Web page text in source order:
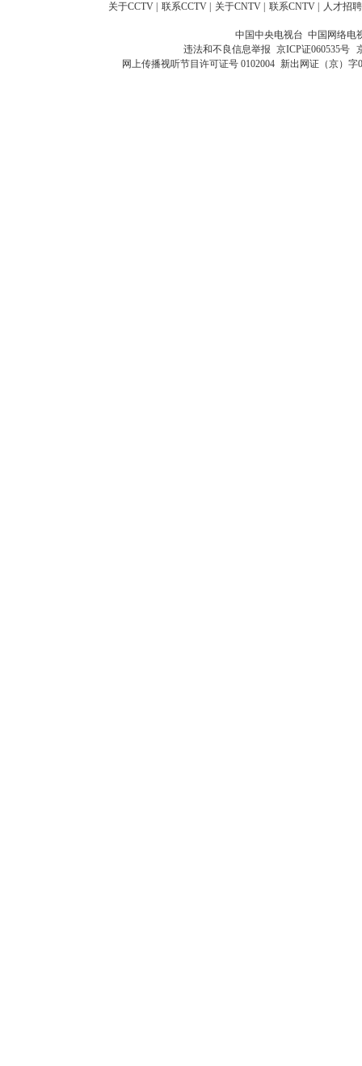
关于CCTV 联系CCTV 关于CNTV 联系CNTV 人才招聘
中国中央电视台 中国网络电
违法和不良信息举报 京ICP证060535号
网上传播视听节目许可证号 0102004 新出网证（京）